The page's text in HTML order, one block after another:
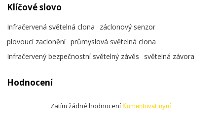
Klíčové slovo
Infračervená světelná clona
záclonový senzor
plovoucí zaclonění průmyslová světelná clona
Infračervený bezpečnostní světelný závěs
světelná závora
Hodnocení
Zatím žádné hodnocení Komentovat nyní